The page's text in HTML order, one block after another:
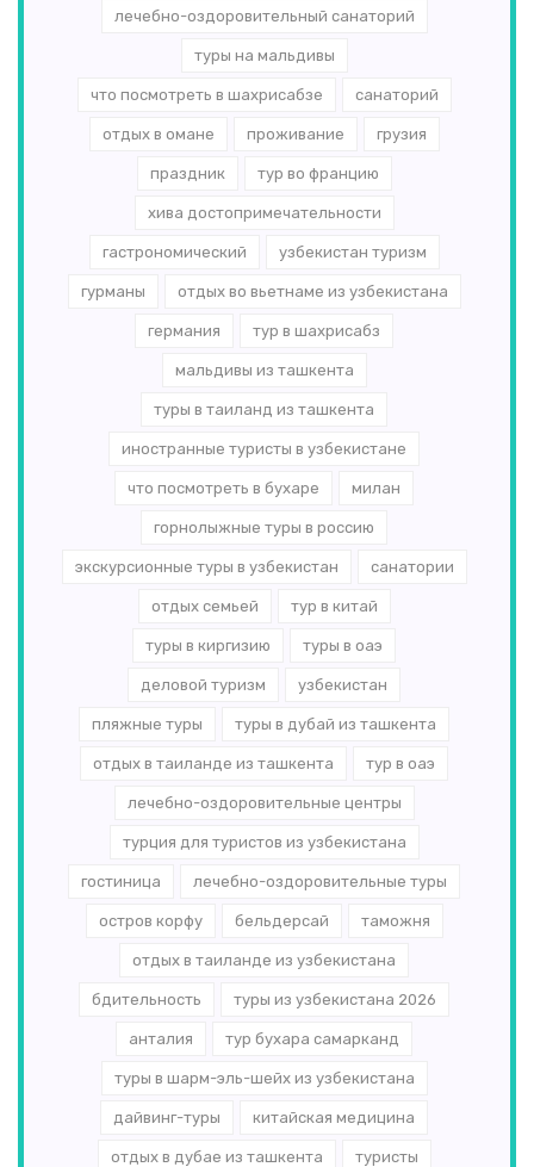
лечебно-оздоровительный санаторий
туры на мальдивы
что посмотреть в шахрисабзе санаторий
отдых в омане проживание грузия
праздник тур во францию
хива достопримечательности
гастрономический узбекистан туризм
гурманы отдых во вьетнаме из узбекистана
германия тур в шахрисабз
мальдивы из ташкента
туры в таиланд из ташкента
иностранные туристы в узбекистане
что посмотреть в бухаре милан
горнолыжные туры в россию
экскурсионные туры в узбекистан санатории
отдых семьей тур в китай
туры в киргизию туры в оаэ
деловой туризм узбекистан
пляжные туры туры в дубай из ташкента
отдых в таиланде из ташкента тур в оаэ
лечебно-оздоровительные центры
турция для туристов из узбекистана
гостиница лечебно-оздоровительные туры
остров корфу бельдерсай таможня
отдых в таиланде из узбекистана
бдительность туры из узбекистана 2026
анталия тур бухара самарканд
туры в шарм-эль-шейх из узбекистана
дайвинг-туры китайская медицина
отдых в дубае из ташкента туристы